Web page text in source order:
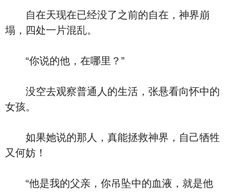
自在天现在已经没了之前的自在，神界崩
塌，四处一片混乱。
“你说的他，在哪里？”
没空去观察普通人的生活，张悬看向怀中的
女孩。
如果她说的那人，真能拯救神界，自己牺牲
又何妨！
“他是我的父亲，你吊坠中的血液，就是他